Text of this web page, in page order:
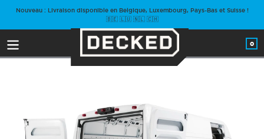
contenu
Nouveau : Livraison disponible en Belgique, Luxembourg, Pays-Bas et Suisse !
🇧🇪 🇱🇺 🇳🇱 🇨🇭
0